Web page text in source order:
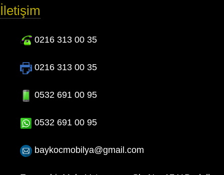
İletişim
0216 313 00 35
0216 313 00 35
0532 691 00 95
0532 691 00 95
baykocmobilya@gmail.com